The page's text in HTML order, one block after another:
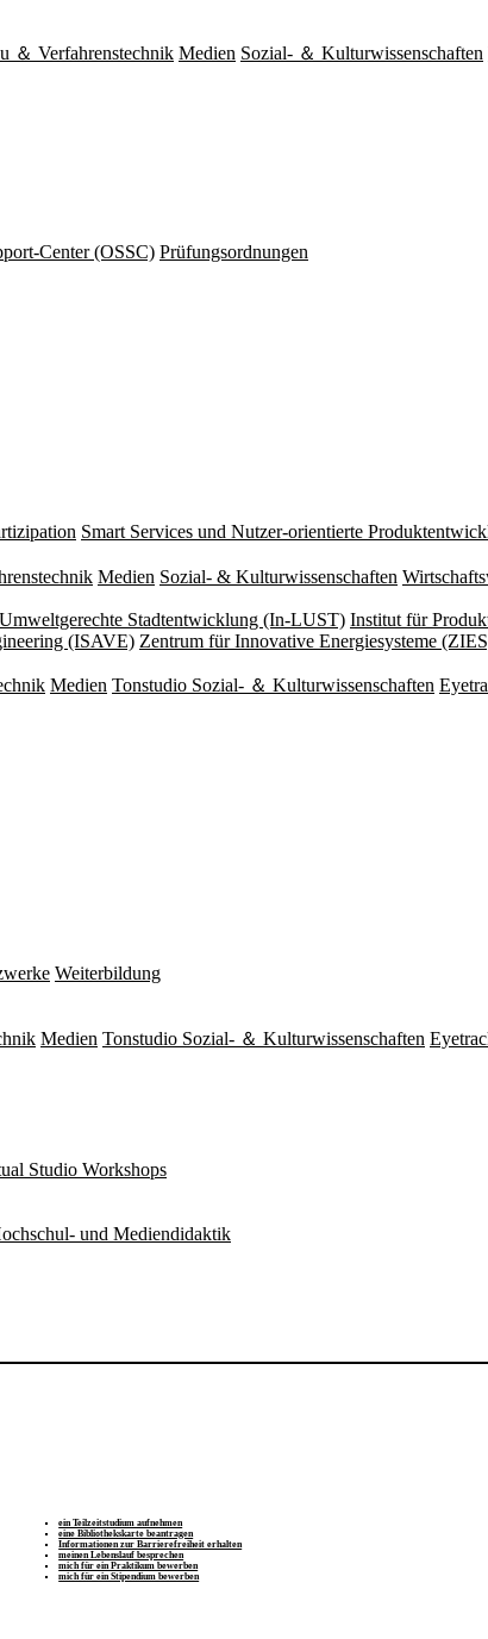
＆ Verfahrenstechnik Medien Sozial- ＆ Kulturwissenschaften
Center (OSSC) Prüfungsordnungen
Smart Services und Nutzer-orientierte
Medien Sozial- & Kulturwissenschaften
Stadtentwicklung (In-LUST) Institut für
(ISAVE) Zentrum für Innovative Energiesysteme
Medien Tonstudio Sozial- ＆ Kulturwissenschaften
Weiterbildung
Medien Tonstudio Sozial- ＆ Kulturwissenschaften
Studio Workshops
und Mediendidaktik
ein Teilzeitstudium aufnehmen
eine Bibliothekskarte beantragen
Informationen zur Barrierefreiheit erhalten
meinen Lebenslauf besprechen
mich für ein Praktikum bewerben
mich für ein Stipendium bewerben